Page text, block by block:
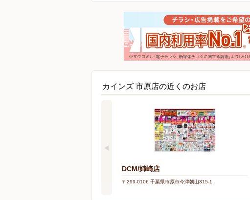
カインズ 市原店の近くのお店
DCM/姉崎店
〒299-0106 千葉県市原市今津朝山315-1